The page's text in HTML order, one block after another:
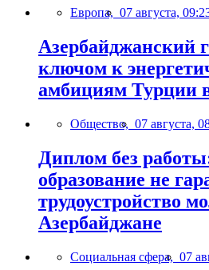
Европа, 07 августа,
Азербайджанский
ключом к
амбициям Турции
Общество, 07 августа,
Диплом без
образование не
трудоустройство
Азербайджане
Социальная сфера, 07